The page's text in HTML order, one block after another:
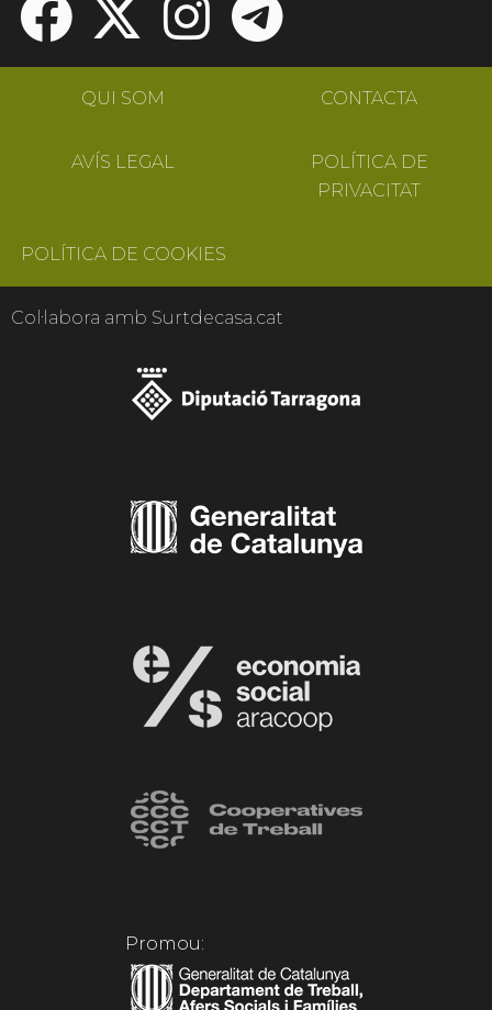
QUI SOM CONTACTA
AVÍS LEGAL
POLÍTICA DE
PRIVACITAT
POLÍTICA DE COOKIES
Col·labora amb Surtdecasa.cat
Promou: